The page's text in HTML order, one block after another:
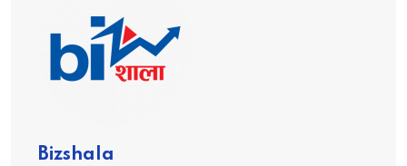
Bizshala